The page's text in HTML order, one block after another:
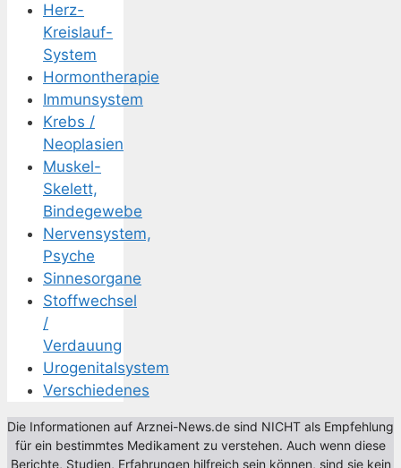
Herz-
Kreislauf-
System
Hormontherapie
Immunsystem
Krebs /
Neoplasien
Muskel-
Skelett,
Bindegewebe
Nervensystem,
Psyche
Sinnesorgane
Stoffwechsel
/
Verdauung
Urogenitalsystem
Verschiedenes
Die Informationen auf Arznei-News.de sind NICHT als Empfehlung
für ein bestimmtes Medikament zu verstehen. Auch wenn diese
Berichte, Studien, Erfahrungen hilfreich sein können, sind sie kein